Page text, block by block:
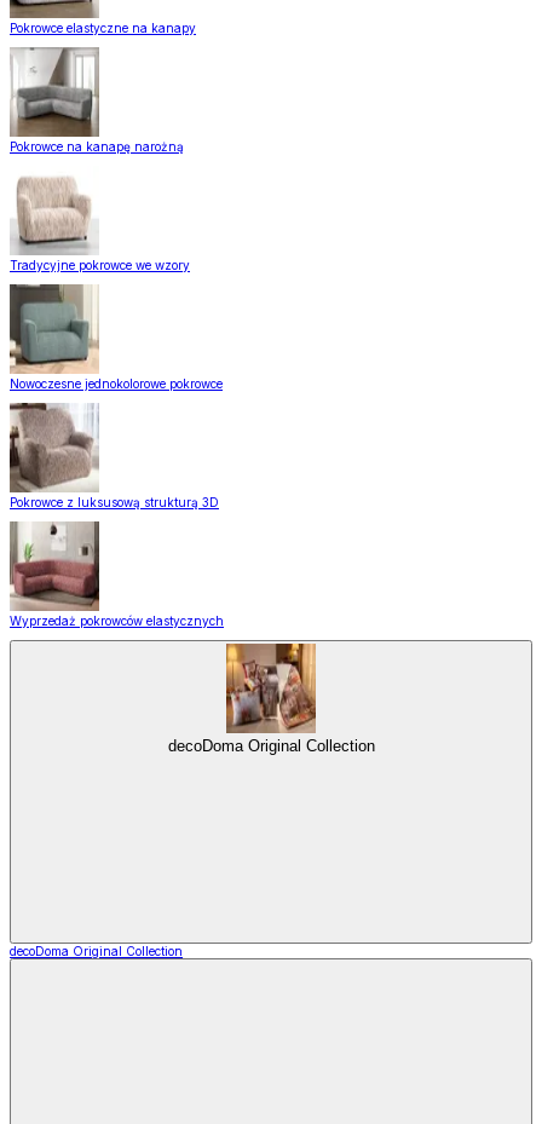
Pokrowce elastyczne na kanapy
Pokrowce na kanapę narożną
Tradycyjne pokrowce we wzory
Nowoczesne jednokolorowe pokrowce
Pokrowce z luksusową strukturą 3D
Wyprzedaż pokrowców elastycznych
decoDoma Original Collection
decoDoma Original Collection